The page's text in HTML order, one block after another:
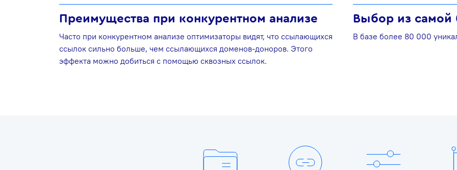
Преимущества при конкурентном анализе
Часто при конкурентном анализе оптимизаторы видят, что ссылающихся
ссылок сильно больше, чем ссылающихся доменов-доноров. Этого
эффекта можно добиться с помощью сквозных ссылок.
Выбор из самой
В базе более 80 000